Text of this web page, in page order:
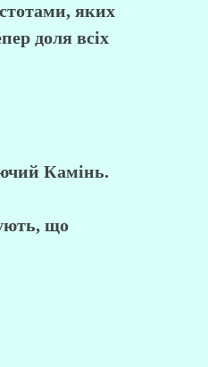
яких
доля всіх
Камінь.
що